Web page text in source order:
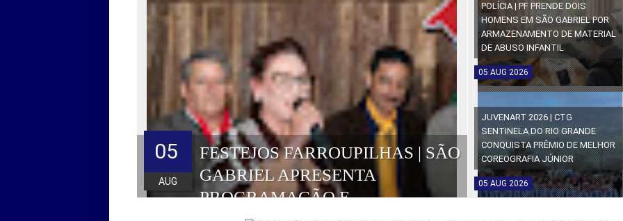
FESTEJOS FARROUPILHAS | SÃO
GABRIEL APRESENTA
PROGRAMAÇÃO E
05
AUG
POLÍCIA | PF PRENDE DOIS
HOMENS EM SÃO GABRIEL POR
ARMAZENAMENTO DE MATERIAL
DE ABUSO INFANTIL
05 AUG 2026
JUVENART 2026 | CTG
SENTINELA DO RIO GRANDE
CONQUISTA PRÊMIO DE MELHOR
COREOGRAFIA JÚNIOR
05 AUG 2026